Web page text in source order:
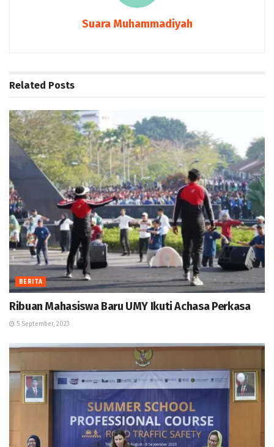
Suara Muhammadiyah
Related Posts
BERITA
Ribuan Mahasiswa Baru UMY Ikuti Achasa Perkasa
5 September, 2023